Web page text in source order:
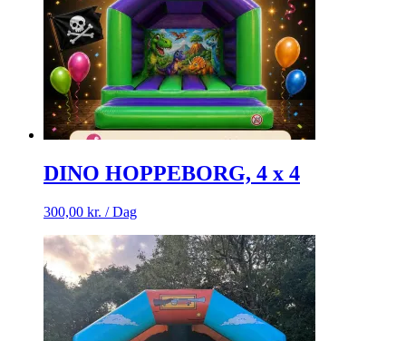
DINO HOPPEBORG, 4 x 4
300,00 kr. / Dag